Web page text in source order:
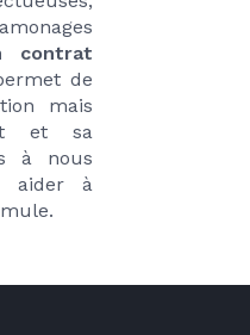
contrat
de
mais
et sa
à nous
aider à